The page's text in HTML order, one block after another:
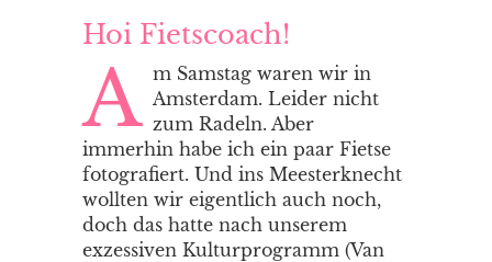
Hoi Fietscoach!
A m Samstag waren wir in
Amsterdam. Leider nicht
zum Radeln. Aber
immerhin habe ich ein paar Fietse
fotografiert. Und ins Meesterknecht
wollten wir eigentlich auch noch,
doch das hatte nach unserem
exzessiven Kulturprogramm (Van